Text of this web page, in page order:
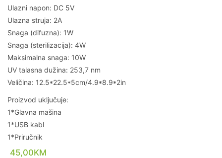
Ulazni napon: DC 5V
Ulazna struja: 2A
Snaga (difuzna): 1W
Snaga (sterilizacija): 4W
Maksimalna snaga: 10W
UV talasna dužina: 253,7 nm
Veličina: 12.5*22.5*5cm/4.9*8.9*2in
Proizvod uključuje:
1*Glavna mašina
1*USB kabl
1*Priručnik
45,00KM